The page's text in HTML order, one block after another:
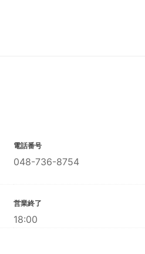
電話番号
048-736-8754
営業終了
18:00